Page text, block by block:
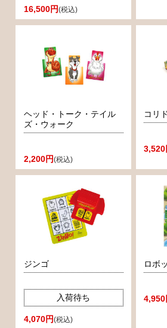
16,500円(税込)
ヘッド・トーク・テイル
ズ・ウォーク
2,200円(税込)
コリ
3,520
ジンゴ
入荷待ち
4,070円(税込)
ロボ
4,950